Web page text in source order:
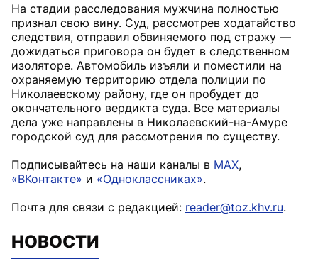
На стадии расследования мужчина полностью
признал свою вину. Суд, рассмотрев ходатайство
следствия, отправил обвиняемого под стражу —
дожидаться приговора он будет в следственном
изоляторе. Автомобиль изъяли и поместили на
охраняемую территорию отдела полиции по
Николаевскому району, где он пробудет до
окончательного вердикта суда. Все материалы
дела уже направлены в Николаевский-на-Амуре
городской суд для рассмотрения по существу.
Подписывайтесь на наши каналы в MAX,
«ВКонтакте» и «Одноклассниках».
Почта для связи с редакцией: reader@toz.khv.ru.
НОВОСТИ